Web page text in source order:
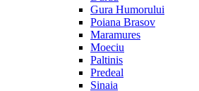
Gura Humorului
Poiana Brasov
Maramures
Moeciu
Paltinis
Predeal
Sinaia